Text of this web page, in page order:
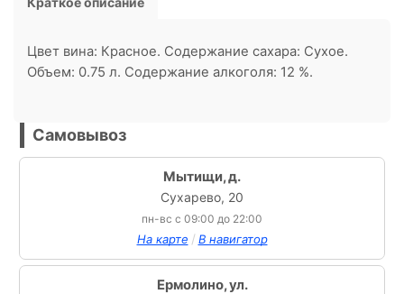
Цвет вина: Красное. Содержание сахара: Сухое.
Объем: 0.75 л. Содержание алкоголя: 12 %.
Самовывоз
Мытищи, д.
Сухарево, 20
пн-вс с 09:00 до 22:00
На карте / В навигатор
Ермолино, ул.